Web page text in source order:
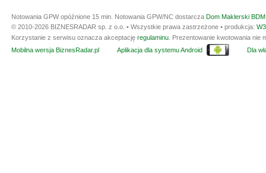
Notowania GPW opóźnione 15 min. Notowania GPW/NC dostarcza Dom Maklerski
© 2010-2026 BIZNESRADAR sp. z o.o. • Wszystkie prawa zastrzeżone • produkcja:
Korzystanie z serwisu oznacza akceptację regulaminu . Prezentowanie kwotowania
Mobilna wersja BiznesRadar.pl
Aplikacja dla systemu Android Dla